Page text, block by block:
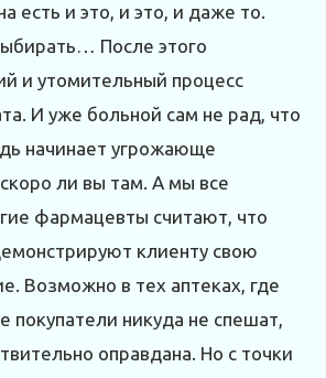
есть и это, и это, и даже то.
После этого
и утомительный процесс
И уже больной сам не рад, что
начинает угрожающе
ли вы там. А мы все
фармацевты считают, что
клиенту свою
Возможно в тех аптеках, где
покупатели никуда не спешат,
оправдана. Но с точки